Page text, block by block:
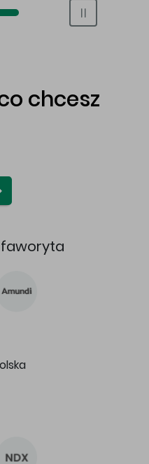
online
IKZE
swap i prowizji
chcesz